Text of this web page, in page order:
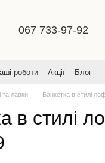
067 733-97-92
роботи Акції
Блог
та лавки Банкетка в стилі
в стилі